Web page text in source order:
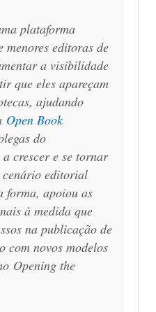
plataforma
menores editoras de
a visibilidade
que eles apareçam
ajudando
Open Book
do
a crescer e se tornar
cenário editorial
forma, apoiou as
à medida que
na publicação de
com novos modelos
Opening the